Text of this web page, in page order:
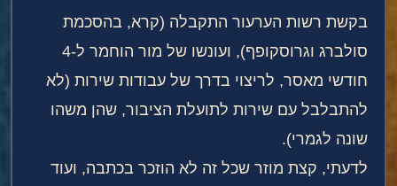
בקשת רשות הערעור התקבלה (קרא, בהסכמת
סולברג וגרוסקופף), ועונשו של מור הוחמר ל-4
חודשי מאסר, לריצוי בדרך של עבודות שירות (לא
להתבלבל עם שירות לתועלת הציבור, שהן משהו
שונה לגמרי).
לדעתי, קצת מוזר שכל זה לא הוזכר בכתבה, ועוד